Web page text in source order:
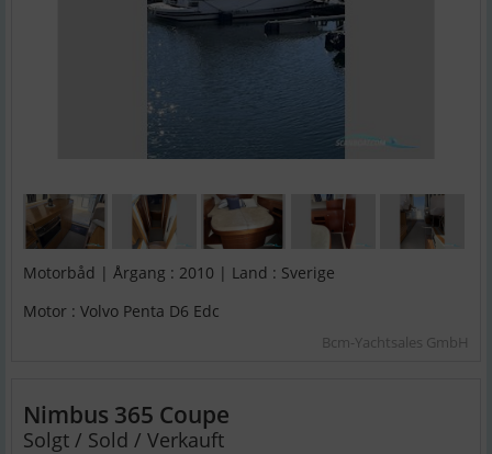
Motorbåd | Årgang : 2010 | Land : Sverige
Motor : Volvo Penta D6 Edc
Bcm-Yachtsales GmbH
Nimbus 365 Coupe
Solgt / Sold / Verkauft